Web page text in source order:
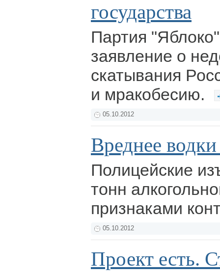
государства
Партия
заявление о
скатывания
и мракобесию.
05.10.2012
Вреднее
Полицейские
тонн
признаками
05.10.2012
Проект есть.